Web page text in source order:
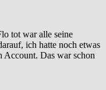
tot war alle seine
ich hatte noch etwas
Das war schon